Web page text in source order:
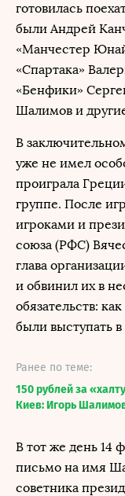
готовилась
были Андрей
«Манчестер
«Спартака»
«Бенфики»
Шалимов и
В
уже не имел
проиграла
группе. После
игроками и
союза (РФС)
глава
и обвинил их в
обязательств:
были выступать
Ранее по теме:
150 рублей за
Киев: Игорь
В тот же день 14
письмо на имя
советника